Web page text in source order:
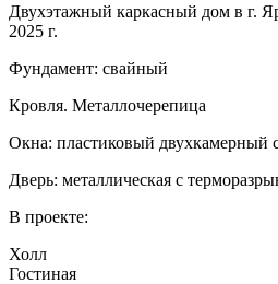
Двухэтажный каркасный дом в г.
2025 г.
Фундамент: свайный
Кровля. Металлочерепица
Окна: пластиковый двухкамерный
Дверь: металлическая с
В проекте:
Холл
Гостиная